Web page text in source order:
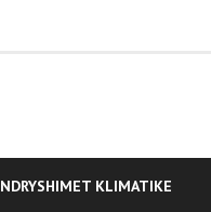
NDRYSHIMET KLIMATIKE